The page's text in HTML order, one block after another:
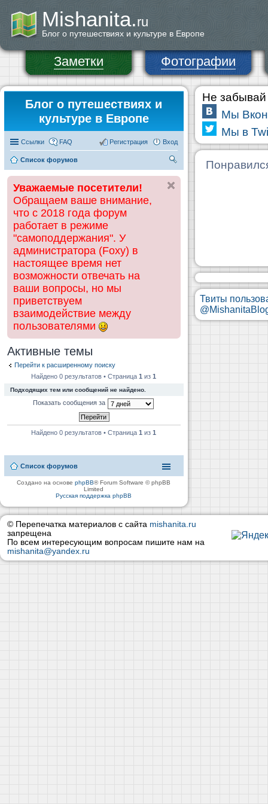
Mishanita.ru
Блог о путешествиях и культуре в Европе
Заметки Фотографии
Блог о путешествиях и
культуре в Европе
Ссылки FAQ Вход
Регистрация
Список форумов
ск
Уважаемые посетители!
Обращаем ваше внимание,
что с 2018 года форум
работает в режиме
"самоподдержания". У
администратора (Foxy) в
настоящее время нет
возможности отвечать на
ваши вопросы, но мы
приветствуем
взаимодействие между
пользователями
Активные темы
Перейти к расширенному поиску
Найдено 0 результатов • Страница1 из1
Подходящих тем или сообщений не найдено.
Показать сообщения за
Найдено 0 результатов • Страница1 из1
Список форумов
Создано на основеphpBB® Forum Software © phpBB
Limited
Русская поддержка phpBB
Не забывай
Мы
Мы в
Твиты
© Перепечатка материалов с сайта mishanita.ru
запрещена
По всем интересующим вопросам пишите нам на
mishanita@yandex.ru